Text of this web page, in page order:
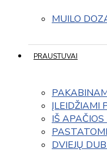
MUILO
PRAUSTUVAI
ĮLEIDŽIAMI
IŠ
DVIEJŲ